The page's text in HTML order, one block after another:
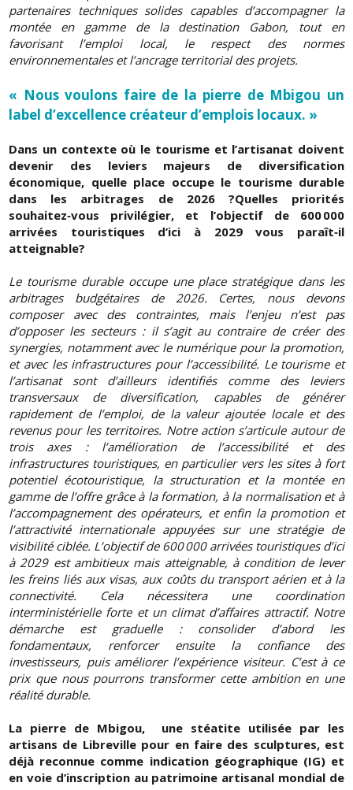
partenaires techniques solides capables d’accompagner la
montée en gamme de la destination Gabon, tout en
favorisant l’emploi local, le respect des normes
environnementales et l’ancrage territorial des projets.
« Nous voulons faire de la pierre de Mbigou un
label d’excellence créateur d’emplois locaux. »
Dans un contexte où le tourisme et l’artisanat doivent
devenir des leviers majeurs de diversification
économique, quelle place occupe le tourisme durable
dans les arbitrages de 2026 ?Quelles priorités
souhaitez‑vous privilégier, et l’objectif de 600 000
arrivées touristiques d’ici à 2029 vous paraît‑il
atteignable?
Le tourisme durable occupe une place stratégique dans les
arbitrages budgétaires de 2026. Certes, nous devons
composer avec des contraintes, mais l’enjeu n’est pas
d’opposer les secteurs : il s’agit au contraire de créer des
synergies, notamment avec le numérique pour la promotion,
et avec les infrastructures pour l’accessibilité. Le tourisme et
l’artisanat sont d’ailleurs identifiés comme des leviers
transversaux de diversification, capables de générer
rapidement de l’emploi, de la valeur ajoutée locale et des
revenus pour les territoires. Notre action s’articule autour de
trois axes : l’amélioration de l’accessibilité et des
infrastructures touristiques, en particulier vers les sites à fort
potentiel écotouristique, la structuration et la montée en
gamme de l’offre grâce à la formation, à la normalisation et à
l’accompagnement des opérateurs, et enfin la promotion et
l’attractivité internationale appuyées sur une stratégie de
visibilité ciblée. L’objectif de 600 000 arrivées touristiques d’ici
à 2029 est ambitieux mais atteignable, à condition de lever
les freins liés aux visas, aux coûts du transport aérien et à la
connectivité. Cela nécessitera une coordination
interministérielle forte et un climat d’affaires attractif. Notre
démarche est graduelle : consolider d’abord les
fondamentaux, renforcer ensuite la confiance des
investisseurs, puis améliorer l’expérience visiteur. C’est à ce
prix que nous pourrons transformer cette ambition en une
réalité durable.
La pierre de Mbigou, une stéatite utilisée par les
artisans de Libreville pour en faire des sculptures, est
déjà reconnue comme indication géographique (IG) et
en voie d’inscription au patrimoine artisanal mondial de